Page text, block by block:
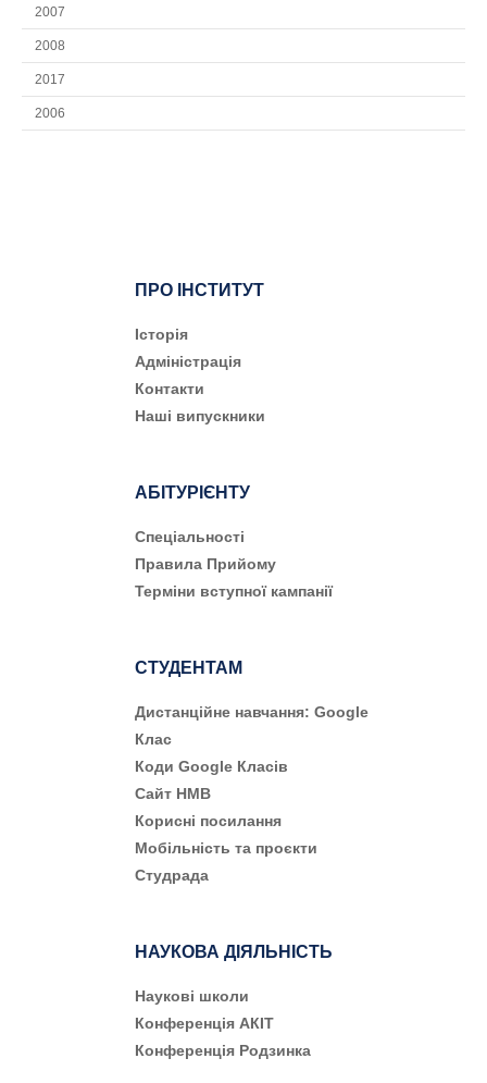
2007
2008
2017
2006
ПРО ІНСТИТУТ
Історія
Адміністрація
Контакти
Наші випускники
АБІТУРІЄНТУ
Cпеціальності
Правила Прийому
Терміни вступної кампанії
СТУДЕНТАМ
Дистанційне навчання: Google
Клас
Коди Google Класів
Сайт НМВ
Корисні посилання
Мобільність та проєкти
Студрада
НАУКОВА ДІЯЛЬНІСТЬ
Наукові школи
Конференція АКІТ
Конференція Родзинка